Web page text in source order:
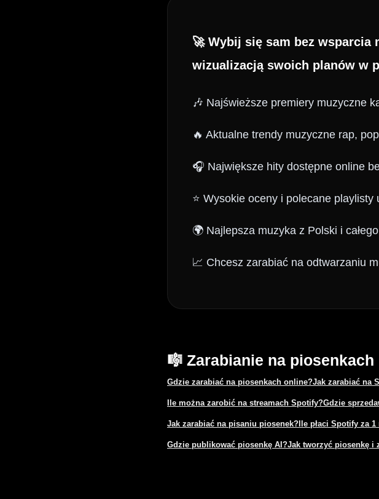
🚀 Wybij się sam bez wsparcia
wizualizacją swoich planów w
🎶 Najświeższe premiery muzyczne
🔥 Aktualne trendy muzyczne rap,
🎧 Największe hity dostępne online
⭐ Wysokie oceny i polecane playlisty
🌍 Najlepsza muzyka z Polski i
📈 Chcesz zarabiać na odtwarzaniu
🎼 Zarabianie na
Gdzie zarabiać na piosenkach online?Jak zarabiać na
Ile można zarobić na streamach Spotify?Gdzie
Jak zarabiać na pisaniu piosenek? Ile płaci Spotify za
Gdzie publikować piosenkę AI?Jak tworzyć piosenkę i